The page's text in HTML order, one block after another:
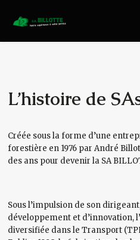
Travaux
Traitement de
Contact
L’histoire de
Créée sous la forme d’une
forestière en 1976 par André
des ans pour devenir la SA
Sous l’impulsion de son
développement et d’innovation,
diversifiée dans le Transport